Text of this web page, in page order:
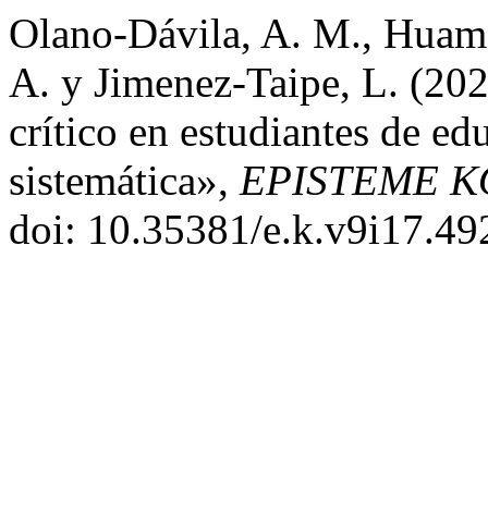
Olano-Dávila, A. M.,
A. y Jimenez-Taipe, L.
crítico en estudiantes de
sistemática», EPISTEME
doi: 10.35381/